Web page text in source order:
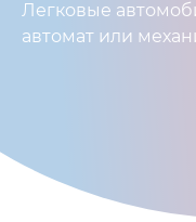
Легковые
автомат или